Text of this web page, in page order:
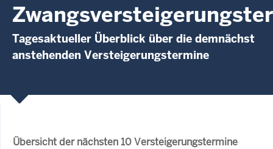
Tagesaktueller Überblick über die demnächst
anstehenden Versteigerungstermine
Übersicht der nächsten 10 Versteigerungstermine